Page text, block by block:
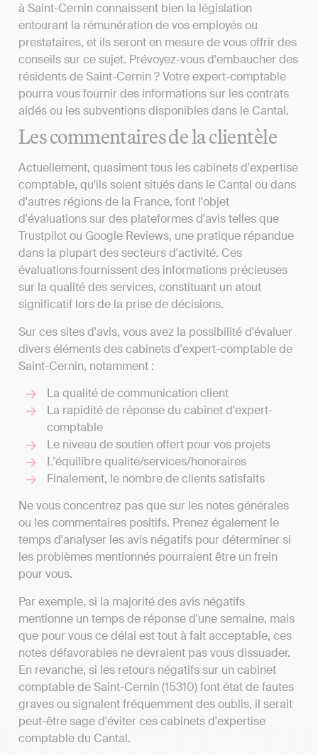
à Saint-Cernin connaissent bien la législation
entourant la rémunération de vos employés ou
prestataires, et ils seront en mesure de vous offrir des
conseils sur ce sujet. Prévoyez-vous d'embaucher des
résidents de Saint-Cernin ? Votre expert-comptable
pourra vous fournir des informations sur les contrats
aidés ou les subventions disponibles dans le Cantal.
Les commentaires de la clientèle
Actuellement, quasiment tous les cabinets d'expertise
comptable, qu'ils soient situés dans le Cantal ou dans
d'autres régions de la France, font l'objet
d'évaluations sur des plateformes d'avis telles que
Trustpilot ou Google Reviews, une pratique répandue
dans la plupart des secteurs d'activité. Ces
évaluations fournissent des informations précieuses
sur la qualité des services, constituant un atout
significatif lors de la prise de décisions.
Sur ces sites d'avis, vous avez la possibilité d'évaluer
divers éléments des cabinets d'expert-comptable de
Saint-Cernin, notamment :
La qualité de communication client
La rapidité de réponse du cabinet d'expert-
comptable
Le niveau de soutien offert pour vos projets
L'équilibre qualité/services/honoraires
Finalement, le nombre de clients satisfaits
Ne vous concentrez pas que sur les notes générales
ou les commentaires positifs. Prenez également le
temps d'analyser les avis négatifs pour déterminer si
les problèmes mentionnés pourraient être un frein
pour vous.
Par exemple, si la majorité des avis négatifs
mentionne un temps de réponse d'une semaine, mais
que pour vous ce délai est tout à fait acceptable, ces
notes défavorables ne devraient pas vous dissuader.
En revanche, si les retours négatifs sur un cabinet
comptable de Saint-Cernin (15310) font état de fautes
graves ou signalent fréquemment des oublis, il serait
peut-être sage d'éviter ces cabinets d'expertise
comptable du Cantal.